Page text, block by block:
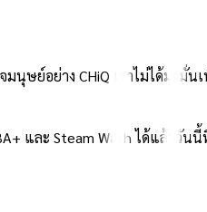
ย์อย่าง CHiQ เราไม่ได้มุ่งมั่น
และ Steam Wash ได้แล้ว